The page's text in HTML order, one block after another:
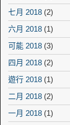
七月 2018 (2)
六月 2018 (1)
可能 2018 (3)
四月 2018 (2)
遊行 2018 (1)
二月 2018 (2)
一月 2018 (1)